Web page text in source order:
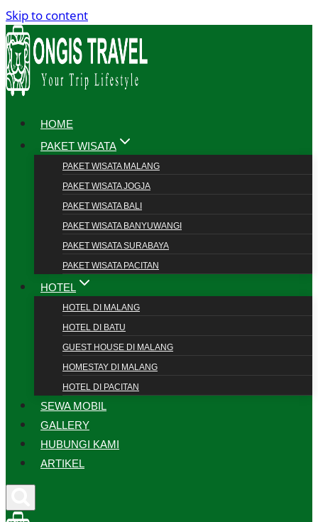
Skip to content
HOME
PAKET WISATA
PAKET WISATA MALANG
PAKET WISATA JOGJA
PAKET WISATA BALI
PAKET WISATA BANYUWANGI
PAKET WISATA SURABAYA
PAKET WISATA PACITAN
HOTEL
HOTEL DI MALANG
HOTEL DI BATU
GUEST HOUSE DI MALANG
HOMESTAY DI MALANG
HOTEL DI PACITAN
SEWA MOBIL
GALLERY
HUBUNGI KAMI
ARTIKEL